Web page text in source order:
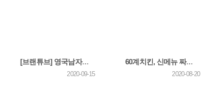
[브랜튜브] 영국남자가 영국에서 한국치킨 먹기까지
2020-09-15
60계치킨, 신메뉴 짜파치킨 신규 광고 론칭!
2020-08-20